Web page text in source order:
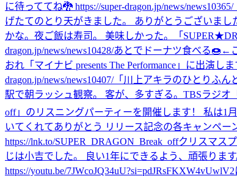
に待っててね🐉 https://super-dragon.jp/news/news10365/
げたてのとり天がきました。 ありがとうございまし
かな。 夜ご飯は寿司。 美味しかった。
「
dragon.jp/news/news10428/あとでドーナツ食べる🍩←
おれ 「マイナビ presents The Performance」に出演
dragon.jp/news/news10407/「川上アキラのひとりふん
駅で朝ラッシュ観察。 客が、多すぎる。 TBSラジオ
off」のリスニングパーティーを開催します！ 私は1月
いてくれてありがとう リリース記念の各キャンペー
https://lnk.to/SUPER_DRAGON_Break_offクリスマスプ
じは小吉でした。 良い1年にできるよう、頑張ります
https://youtu.be/7JWcoJQ34uU?si=pdJRsFKXW4vUwlV2